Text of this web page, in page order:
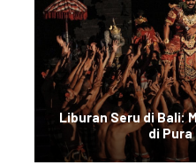
Liburan Seru di Bali:
di